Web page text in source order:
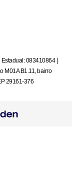
083410864 |
M01A B1.11, bairro
29161-376